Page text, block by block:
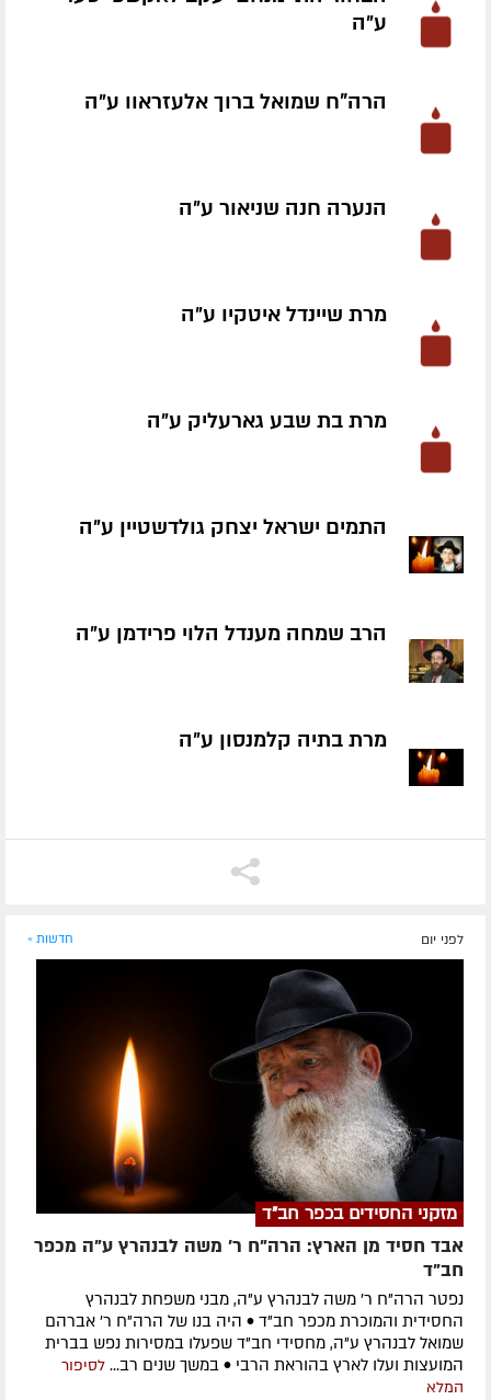
ע״ה
הרה"ח שמואל ברוך אלעזראוו ע״ה
הנערה חנה שניאור ע״ה
מרת שיינדל איטקיו ע״ה
מרת בת שבע גארעליק ע״ה
התמים ישראל יצחק גולדשטיין ע״ה
הרב שמחה מענדל הלוי פרידמן ע״ה
מרת בתיה קלמנסון ע״ה
לפני יום חדשות »
מזקני החסידים בכפר חב"ד
אבד חסיד מן הארץ: הרה"ח ר' משה לבנהרץ ע"ה מכפר
חב"ד
נפטר הרה"ח ר' משה לבנהרץ ע"ה, מבני משפחת לבנהרץ
החסידית והמוכרת מכפר חב"ד • היה בנו של הרה"ח ר' אברהם
שמואל לבנהרץ ע"ה, מחסידי חב"ד שפעלו במסירות נפש בברית
המועצות ועלו לארץ בהוראת הרבי • במשך שנים רב... לסיפור
המלא